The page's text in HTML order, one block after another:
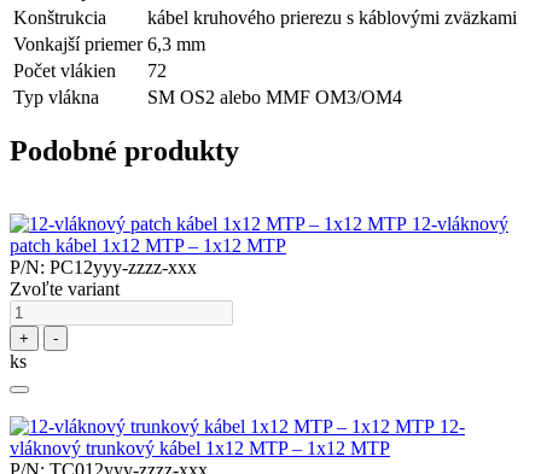
Konštrukcia
kábel kruhového prierezu s káblovými zväzkami
Vonkajší priemer 6,3 mm
Počet vlákien
72
Typ vlákna
SM OS2 alebo MMF OM3/OM4
Podobné produkty
12-vláknový
patch kábel 1x12 MTP – 1x12 MTP
P/N: PC12yyy-zzzz-xxx
Zvoľte variant
+ -
ks
12-
vláknový trunkový kábel 1x12 MTP – 1x12 MTP